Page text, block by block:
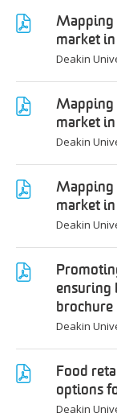
Mapping
market
Deakin
Mapping
market
Deakin
Mapping
market
Deakin
ensuring
brochure
Deakin
Food
options
Deakin